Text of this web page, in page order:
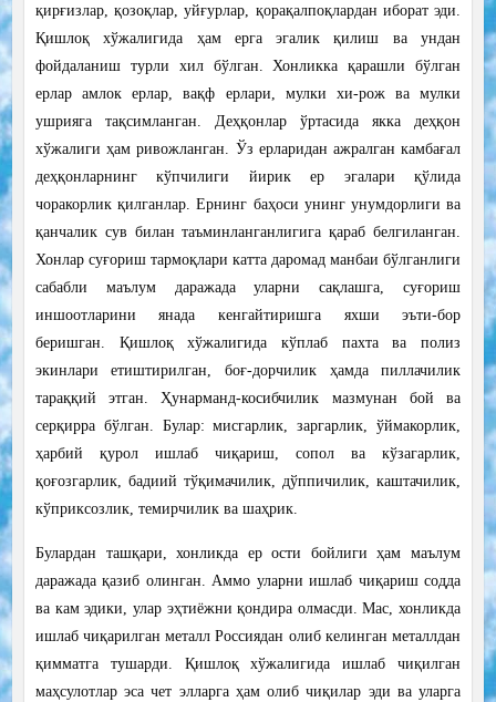
қирғизлар, қозоқлар, уйғурлар, қорақалпоқлардан иборат эди.
Қишлоқ хўжалигида ҳам ерга эгалик қилиш ва ундан
фойдаланиш турли хил бўлган. Хонликка қарашли бўлган
ерлар амлок ерлар, вақф ерлари, мулки хи-рож ва мулки
ушрияга тақсимланган. Деҳқонлар ўртасида якка деҳқон
хўжалиги ҳам ривожланган. Ўз ерларидан ажралган камбағал
деҳқонларнинг кўпчилиги йирик ер эгалари қўлида
чоракорлик қилганлар. Ернинг баҳоси унинг унумдорлиги ва
қанчалик сув билан таъминланганлигига қараб белгиланган.
Хонлар суғориш тармоқлари катта даромад манбаи бўлганлиги
сабабли маълум даражада уларни сақлашга, суғориш
иншоотларини янада кенгайтиришга яхши эъти-бор
беришган. Қишлоқ хўжалигида кўплаб пахта ва полиз
экинлари етиштирилган, боғ-дорчилик ҳамда пиллачилик
тараққий этган. Ҳунарманд-косибчилик мазмунан бой ва
серқирра бўлган. Булар: мисгарлик, заргарлик, ўймакорлик,
ҳарбий қурол ишлаб чиқариш, сопол ва кўзагарлик,
қоғозгарлик, бадиий тўқимачилик, дўппичилик, каштачилик,
кўприксозлик, темирчилик ва шаҳрик.
Булардан ташқари, хонликда ер ости бойлиги ҳам маълум
даражада қазиб олинган. Аммо уларни ишлаб чиқариш содда
ва кам эдики, улар эҳтиёжни қондира олмасди. Мас, хонликда
ишлаб чиқарилган металл Россиядан олиб келинган металлдан
қимматга тушарди. Қишлоқ хўжалигида ишлаб чиқилган
маҳсулотлар эса чет элларга ҳам олиб чиқилар эди ва уларга